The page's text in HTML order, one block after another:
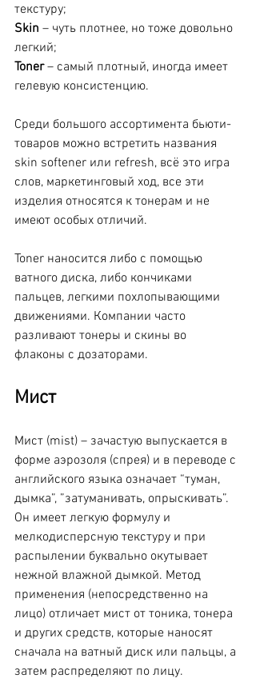
текстуру;
Skin – чуть плотнее, но тоже довольно
легкий;
Toner – самый плотный, иногда имеет
гелевую консистенцию.
Среди большого ассортимента бьюти-
товаров можно встретить названия
skin softener или refresh, всё это игра
слов, маркетинговый ход, все эти
изделия относятся к тонерам и не
имеют особых отличий.
Toner наносится либо с помощью
ватного диска, либо кончиками
пальцев, легкими похлопывающими
движениями. Компании часто
разливают тонеры и скины во
флаконы с дозаторами.
Мист
Мист (mist) – зачастую выпускается в
форме аэрозоля (спрея) и в переводе с
английского языка означает “туман,
дымка”, ”затуманивать, опрыскивать”.
Он имеет легкую формулу и
мелкодисперсную текстуру и при
распылении буквально окутывает
нежной влажной дымкой. Метод
применения (непосредственно на
лицо) отличает мист от тоника, тонера
и других средств, которые наносят
сначала на ватный диск или пальцы, а
затем распределяют по лицу.